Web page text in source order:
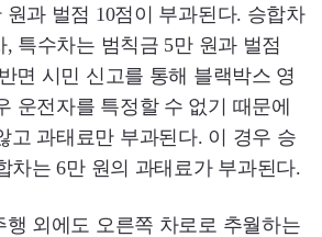
원과 벌점 10점이 부과된다. 승합차
, 특수차는 범칙금 5만 원과 벌점
면 시민 신고를 통해 블랙박스 영
운전자를 특정할 수 없기 때문에
고 과태료만 부과된다. 이 경우 승
차는 6만 원의 과태료가 부과된다.
행 외에도 오른쪽 차로로 추월하는